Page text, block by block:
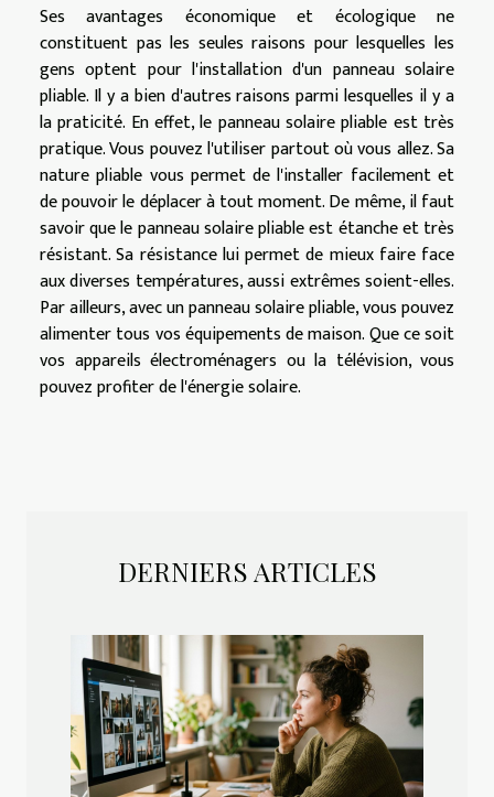
Ses avantages économique et écologique ne
constituent pas les seules raisons pour lesquelles les
gens optent pour l'installation d'un panneau solaire
pliable. Il y a bien d'autres raisons parmi lesquelles il y a
la praticité. En effet, le panneau solaire pliable est très
pratique. Vous pouvez l'utiliser partout où vous allez. Sa
nature pliable vous permet de l'installer facilement et
de pouvoir le déplacer à tout moment. De même, il faut
savoir que le panneau solaire pliable est étanche et très
résistant. Sa résistance lui permet de mieux faire face
aux diverses températures, aussi extrêmes soient-elles.
Par ailleurs, avec un panneau solaire pliable, vous pouvez
alimenter tous vos équipements de maison. Que ce soit
vos appareils électroménagers ou la télévision, vous
pouvez profiter de l'énergie solaire.
DERNIERS ARTICLES